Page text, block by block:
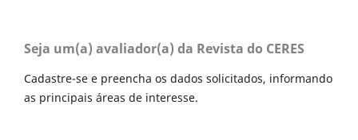
Seja um(a) avaliador(a) da Revista do CERES
Cadastre-se e preencha os dados solicitados, informando
as principais áreas de interesse.